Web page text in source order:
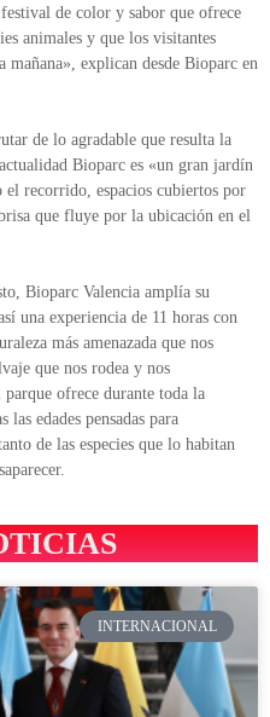
de color y sabor que ofrece
animales y que los visitantes
explican desde Bioparc en
de lo agradable que resulta la
Bioparc es «un gran jardín
el recorrido, espacios cubiertos por
que fluye por la ubicación en el
Bioparc Valencia amplía su
una experiencia de 11 horas con
más amenazada que nos
que nos rodea y nos
ofrece durante toda la
edades pensadas para
de las especies que lo habitan
INTERNACIONAL